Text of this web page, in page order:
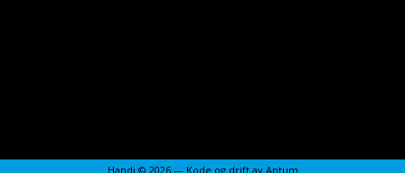
Handi © 2026 — Kode og drift av Aptum